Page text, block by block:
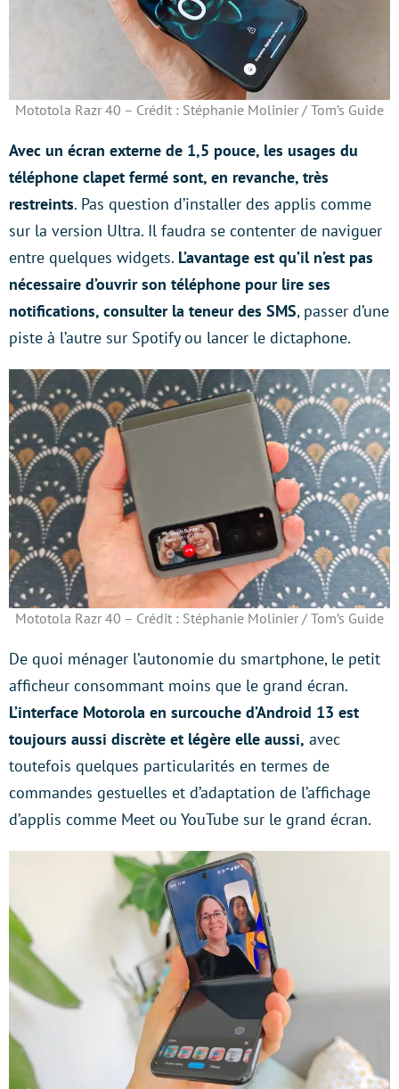
Mototola Razr 40 – Crédit : Stéphanie Molinier / Tom’s Guide
Avec un écran externe de 1,5 pouce, les usages du
téléphone clapet fermé sont, en revanche, très
restreints. Pas question d’installer des applis comme
sur la version Ultra. Il faudra se contenter de naviguer
entre quelques widgets. L’avantage est qu’il n’est pas
nécessaire d’ouvrir son téléphone pour lire ses
notifications, consulter la teneur des SMS, passer d’une
piste à l’autre sur Spotify ou lancer le dictaphone.
Mototola Razr 40 – Crédit : Stéphanie Molinier / Tom’s Guide
De quoi ménager l’autonomie du smartphone, le petit
afficheur consommant moins que le grand écran.
L’interface Motorola en surcouche d’Android 13 est
toujours aussi discrète et légère elle aussi, avec
toutefois quelques particularités en termes de
commandes gestuelles et d’adaptation de l’affichage
d’applis comme Meet ou YouTube sur le grand écran.